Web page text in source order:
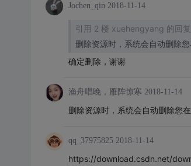
Jochen_qin 2018-11-14
引用 2 楼 xuehengyang 的回
删除资源时，系统会自动删除
确定删除，谢谢
渔舟唱晚，雁阵惊寒 2018-11-14
删除资源时，系统会自动删除您
qq_37975825 2018-11-14
https://download.csdn.net/